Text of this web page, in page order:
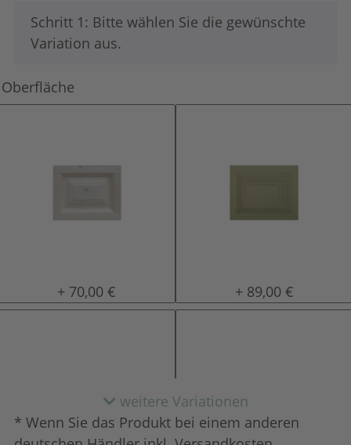
x
Schritt 1: Bitte wählen Sie die gewünschte
Variation aus.
Oberfläche
natur (unlackiert)
+ 70,00 € lackiert
+ 89,00 €
weitere Variationen
* Wenn Sie das Produkt bei einem anderen